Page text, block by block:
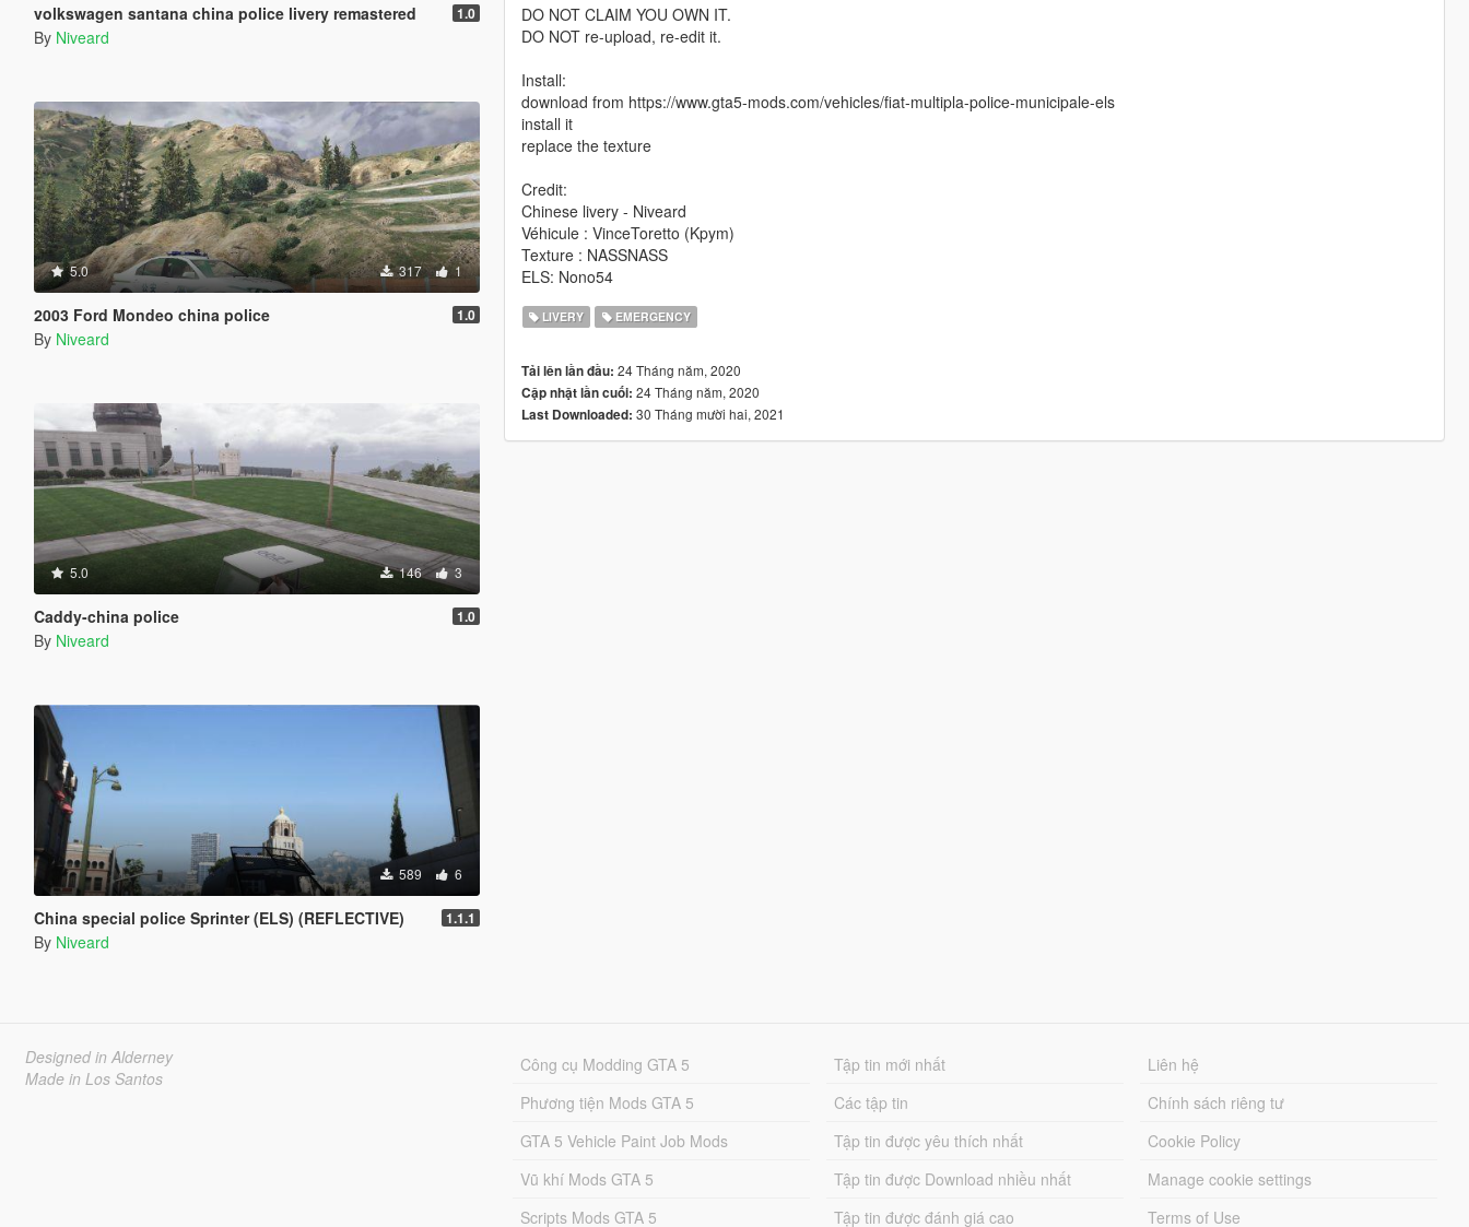
volkswagen santana china police livery remastered 1.0
By Niveard
5.0 317 1
2003 Ford Mondeo china police 1.0
By Niveard
5.0 146 3
Caddy-china police 1.0
By Niveard
589 6
China special police Sprinter (ELS) (REFLECTIVE) 1.1.1
By Niveard
DO NOT CLAIM YOU OWN IT.
DO NOT re-upload, re-edit it.
Install:
download from https://www.gta5-mods.com/vehicles/fiat-multipla-police-municipale-els
install it
replace the texture
Credit:
Chinese livery - Niveard
Véhicule : VinceToretto (Kpym)
Texture : NASSNASS
ELS: Nono54
LIVERY EMERGENCY
Tải lên lần đầu: 24 Tháng năm, 2020
Cập nhật lần cuối: 24 Tháng năm, 2020
Last Downloaded: 30 Tháng mười hai, 2021
Designed in Alderney
Made in Los Santos
Công cụ Modding GTA 5
Phương tiện Mods GTA 5
GTA 5 Vehicle Paint Job Mods
Vũ khí Mods GTA 5
Scripts Mods GTA 5
Tập tin mới nhất
Các tập tin
Tập tin được yêu thích nhất
Tập tin được Download nhiều nhất
Tập tin được đánh giá cao
Liên hệ
Chính sách riêng tư
Cookie Policy
Manage cookie settings
Terms of Use